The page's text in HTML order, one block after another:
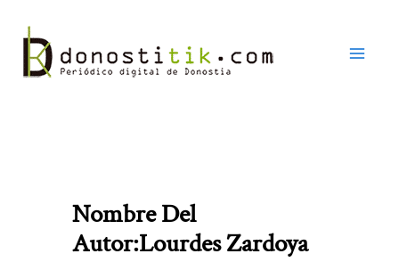
contenido
Nombre Del
Autor:Lourdes Zardoya